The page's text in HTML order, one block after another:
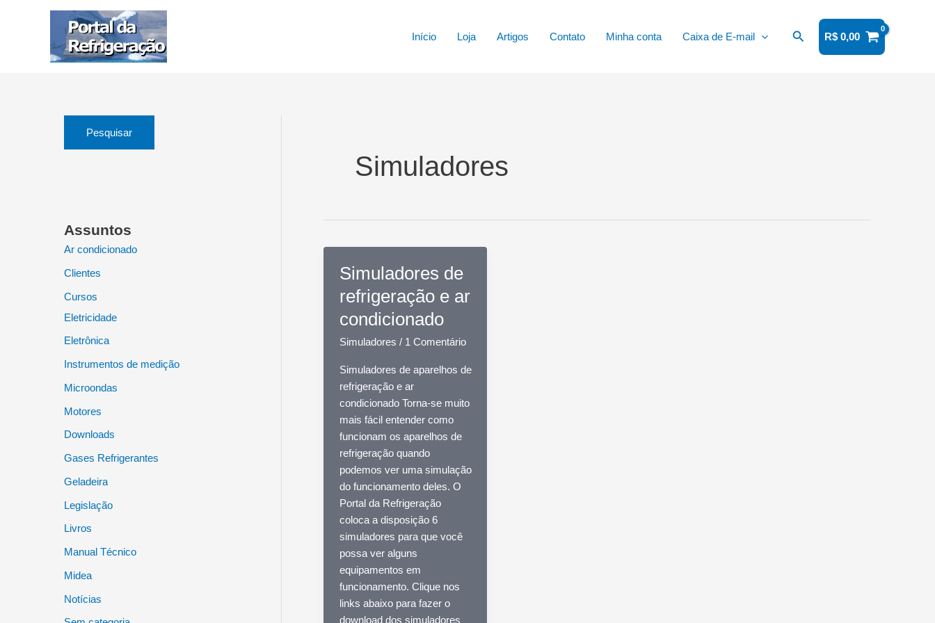
Início Loja Artigos Contato Minha conta Caixa de E-mail Pesquisar
R$ 0,00
Pesquisar
Assuntos
Ar condicionado
Clientes
Cursos
Eletricidade
Eletrônica
Instrumentos de medição
Microondas
Motores
Downloads
Gases Refrigerantes
Geladeira
Legislação
Livros
Manual Técnico
Midea
Notícias
Simuladores
Simuladores de
refrigeração e ar
condicionado
Simuladores / 1 Comentário
Simuladores de aparelhos de
refrigeração e ar
condicionado Torna-se muito
mais fácil entender como
funcionam os aparelhos de
refrigeração quando
podemos ver uma simulação
do funcionamento deles. O
Portal da Refrigeração
coloca a disposição 6
simuladores para que você
possa ver alguns
equipamentos em
funcionamento. Clique nos
links abaixo para fazer o
download dos simuladores